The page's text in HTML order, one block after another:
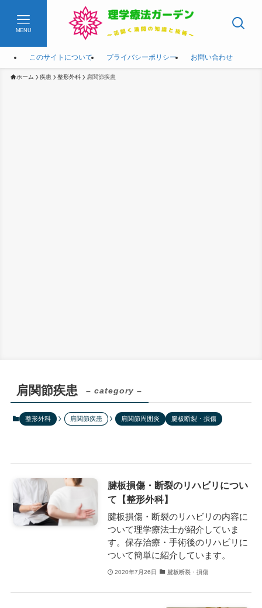
MENU
このサイトについて プライバシーポリシー お問い合わせ
ホーム 疾患 整形外科 肩関節疾患
肩関節疾患 – category –
整形外科 肩関節疾患 肩関節周囲炎 腱板断裂・損傷
腱板損傷・断裂のリハビリについ
て【整形外科】
腱板損傷・断裂のリハビリの内容に
ついて理学療法士が紹介していま
す。保存治療・手術後のリハビリに
ついて簡単に紹介しています。
2020年7月26日 腱板断裂・損傷